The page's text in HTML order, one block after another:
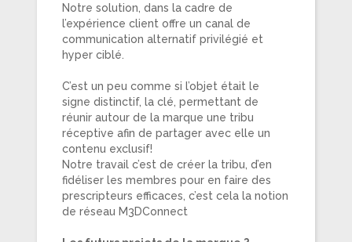
Notre solution, dans la cadre de
l’expérience client offre un canal de
communication alternatif privilégié et
hyper ciblé.
C’est un peu comme si l’objet était le
signe distinctif, la clé, permettant de
réunir autour de la marque une tribu
réceptive afin de partager avec elle un
contenu exclusif!
Notre travail c’est de créer la tribu, d’en
fidéliser les membres pour en faire des
prescripteurs efficaces, c’est cela la notion
de réseau M3DConnect